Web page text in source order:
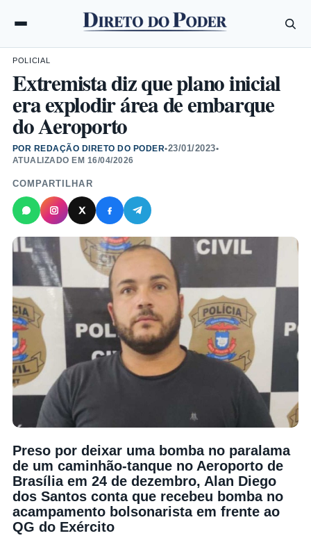
POLICIAL
Extremista diz que plano inicial
era explodir área de embarque
do Aeroporto
POR REDAÇÃO DIRETO DO PODER•23/01/2023•
ATUALIZADO EM 16/04/2026
COMPARTILHAR
Preso por deixar uma bomba no paralama
de um caminhão-tanque no Aeroporto de
Brasília em 24 de dezembro, Alan Diego
dos Santos conta que recebeu bomba no
acampamento bolsonarista em frente ao
QG do Exército